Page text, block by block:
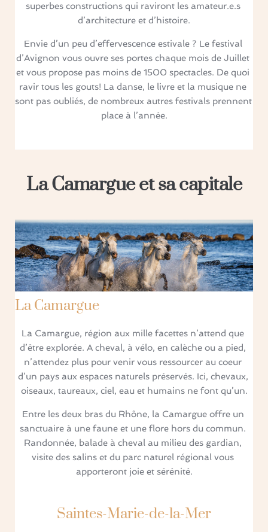
superbes constructions qui raviront les amateur.e.s
d’architecture et d’histoire.
Envie d’un peu d’effervescence estivale ? Le festival
d’Avignon vous ouvre ses portes chaque mois de Juillet
et vous propose pas moins de 1500 spectacles. De quoi
ravir tous les gouts! La danse, le livre et la musique ne
sont pas oubliés, de nombreux autres festivals prennent
place à l’année.
La Camargue et sa capitale
La Camargue
La Camargue, région aux mille facettes n’attend que
d’être explorée. A cheval, à vélo, en calèche ou a pied,
n’attendez plus pour venir vous ressourcer au coeur
d’un pays aux espaces naturels préservés. Ici, chevaux,
oiseaux, taureaux, ciel, eau et humains ne font qu’un.
Entre les deux bras du Rhône, la Camargue offre un
sanctuaire à une faune et une flore hors du commun.
Randonnée, balade à cheval au milieu des gardian,
visite des salins et du parc naturel régional vous
apporteront joie et sérénité.
Saintes-Marie-de-la-Mer